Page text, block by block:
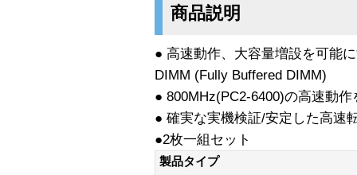
商品説明
● 高速動作、大容量増設を可能
DIMM (Fully Buffered DIMM)
● 800MHz(PC2-6400)の高速動作
● 確実な実機検証/安定した高速
●2枚一組セット
製品タイプ